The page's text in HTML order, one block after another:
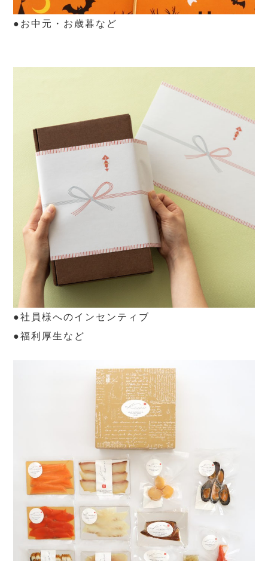
●お中元・お歳暮など
●社員様へのインセンティブ
●福利厚生など